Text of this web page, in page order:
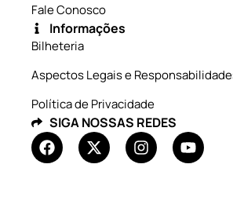
Fale Conosco
Informações
Bilheteria
Aspectos Legais e
Política de Privacidade
SIGA NOSSAS REDES